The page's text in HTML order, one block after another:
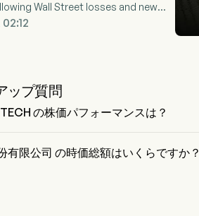
Wall Street losses and new
leverage restrictions.
ップ質問
の株価パフォーマンスは？
有限公司 の時価総額はいくらですか？